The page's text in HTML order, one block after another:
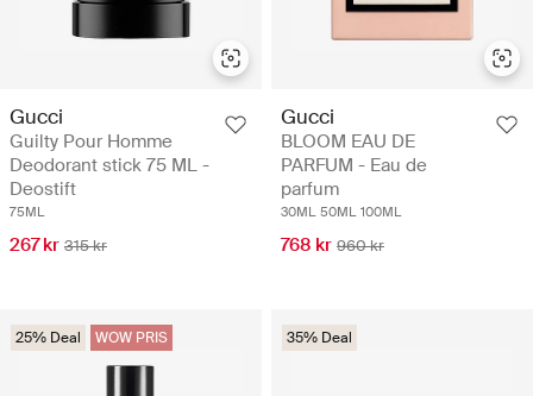
Gucci
Guilty Pour Homme
Deodorant stick 75 ML -
Deostift
75ML
267 kr 315 kr
Gucci
BLOOM EAU DE
PARFUM - Eau de
parfum
30ML 50ML 100ML
768 kr 960 kr
25% Deal WOW PRIS 35% Deal